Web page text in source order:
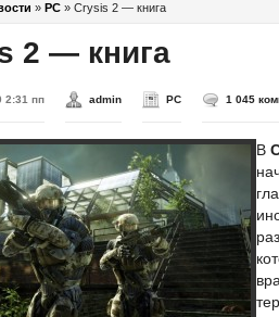
» PC » Crysis 2 — книга
2 — книга
2:31 пп admin PC 1 045
В